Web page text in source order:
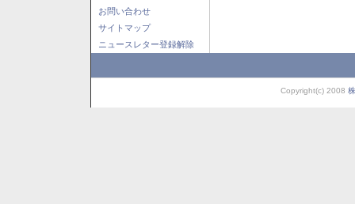
お問い合わせ
サイトマップ
ニュースレター登録解除
Copyright(c) 2008